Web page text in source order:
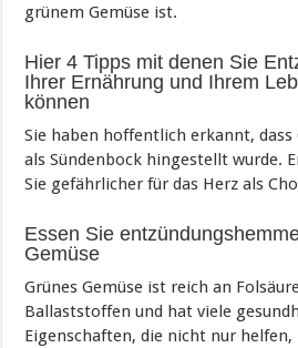
grünem Gemüse ist.
Hier 4 Tipps mit denen Sie
Ihrer Ernährung und Ihrem
können
Sie haben hoffentlich erkannt,
als Sündenbock hingestellt wurde.
Sie gefährlicher für das Herz als
Essen Sie
Gemüse
Grünes Gemüse ist reich an
Ballaststoffen und hat viele
Eigenschaften, die nicht nur helfen,